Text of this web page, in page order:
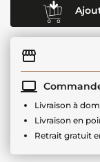
Livraison à
Livraison en
Retrait gratuit